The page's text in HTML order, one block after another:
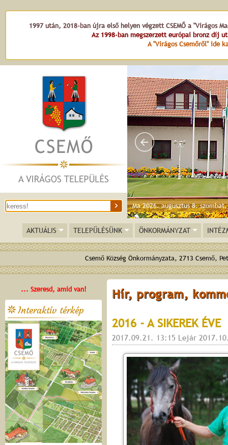
1997 után, 2018-ban újra első helyen végzett CSEMŐ a "Virágos
Az 1998-ban megszerzett európai bronz díj
A "Virágos Csemőről" ide
Ma 2026. augusztus 8.
AKTUÁLIS TELEPÜLÉSÜNK ÖNKORMÁNYZAT
Csemő Község Önkormányzata, 2713
... Szeresd, amid van!
Interaktív térkép
Hír, program,
2016 - A SIKEREK ÉVE
2017.09.21. 13:15 Lejár